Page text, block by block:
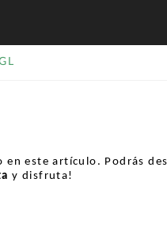
en este artículo. Podrás
y disfruta!